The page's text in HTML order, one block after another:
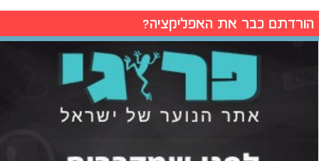
הורדתם כבר את האפליקציה?